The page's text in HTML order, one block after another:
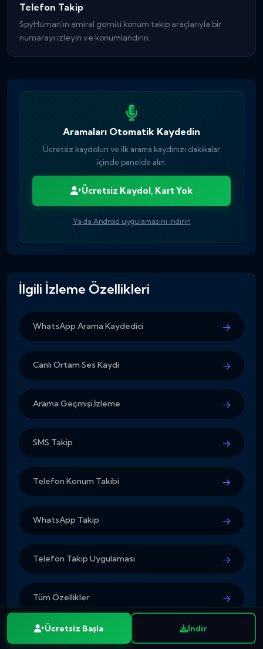
Telefon Takip
SpyHuman'ın amiral gemisi konum takip araçlarıyla bir
numarayı izleyin ve konumlandırın.
Aramaları Otomatik Kaydedin
Ücretsiz kaydolun ve ilk arama kaydınızı dakikalar
içinde panelde alın.
Ücretsiz Kaydol, Kart Yok
Ya da Android uygulamasını indirin
İlgili İzleme Özellikleri
WhatsApp Arama Kaydedici
Canlı Ortam Ses Kaydı
Arama Geçmişi İzleme
SMS Takip
Telefon Konum Takibi
WhatsApp Takip
Telefon Takip Uygulaması
Tüm Özellikler
Ücretsiz kayıt İndir
Ücretsiz Başla İndir